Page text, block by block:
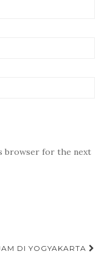
browser for the next
DI YOGYAKARTA